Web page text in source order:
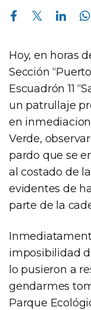
Compartir en Facebook Compartir en Twitter Compartir en Linkedin Compartir en Whatsapp
Hoy, en horas
Sección
Escuadrón 11
un patrullaje
en
Verde,
pardo que se
al costado de
evidentes de
parte de la
imposibilidad
lo pusieron a
gendarmes
Parque